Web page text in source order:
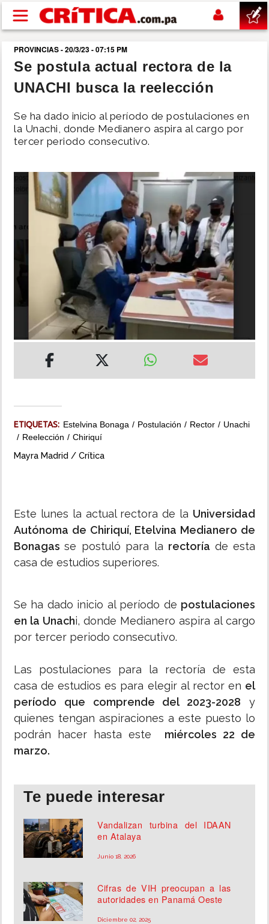
Pasar al contenido principal
buscar
SUCESOS
NACIONAL
SHOW
MULTIMEDIA
IMPRESO
PROVINCIAS - 20/3/23 - 07:15 PM
Se postula actual rectora de la
UNACHI busca la reelección
Se ha dado inicio al período de postulaciones en
la Unachi, donde Medianero aspira al cargo por
tercer periodo consecutivo.
ETIQUETAS: Estelvina Bonaga Postulación Rector
Unachi
Reelección
Chiriquí
Mayra Madrid / Crítica
Este lunes la actual rectora de la Universidad
Autónoma de Chiriquí, Etelvina Medianero de
Bonagasse postuló para la rectoría de esta
casa de estudios superiores.
Se ha dado inicio al período de postulaciones
en la Unachi, donde Medianero aspira al cargo
por tercer periodo consecutivo.
Las postulaciones para la rectoría de esta
casa de estudios es para elegir al rector en el
período que comprende del 2023-2028 y
quienes tengan aspiraciones a este puesto lo
podrán hacer hasta este miércoles 22 de
marzo.
Te puede interesar
Vandalizan turbina del IDAAN
en Atalaya
Junio 18, 2026
Cifras de VIH preocupan a las
autoridades en Panamá Oeste
Diciembre 02, 2025